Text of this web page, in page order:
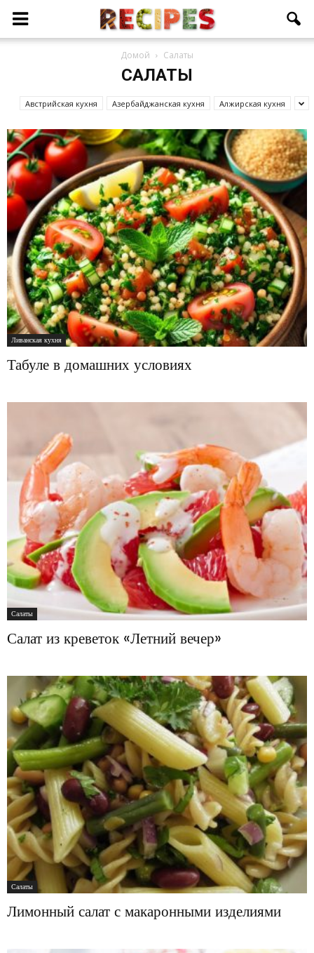
Домой Салаты
САЛАТЫ
Австрийская кухня Азербайджанcкая кухня Алжирская кухня
Ливанская кухня
Табуле в домашних условиях
Салаты
Салат из креветок «Летний вечер»
Салаты
Лимонный салат с макаронными изделиями